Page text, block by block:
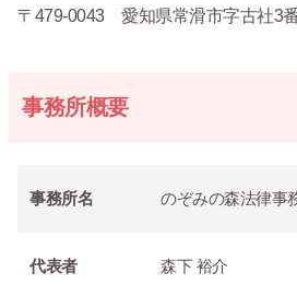
〒479-0043 愛知県常滑市字古社3
事務所概要
事務所名 のぞみの森法律事
代表者 森下 裕介